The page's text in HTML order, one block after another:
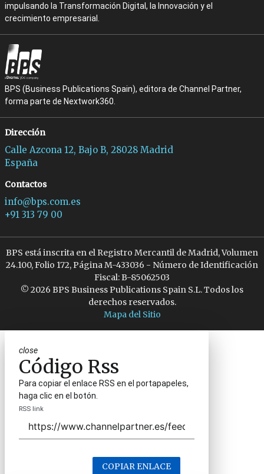
impulsando la Transformación Digital, la Innovación y el
crecimiento empresarial.
BPS (Business Publications Spain), editora de Channel Partner,
forma parte de Nextwork360.
Dirección
Calle Azcona 12, Bajo B, 28028 Madrid
España
Contactos
info@bps.com.es
+91 313 79 00
BPS está inscrita en el Registro Mercantil de Madrid, Volumen
24.100, Folio 172, Página M-433036 - Número de Identificación
Fiscal: B-85062503
© 2026 BPS Business Publications Spain S.L. Todos los
derechos reservados.
Mapa del Sitio
close
Código Rss
Para copiar el enlace RSS en el portapapeles,
haga clic en el botón.
RSS link
COPIAR ENLACE